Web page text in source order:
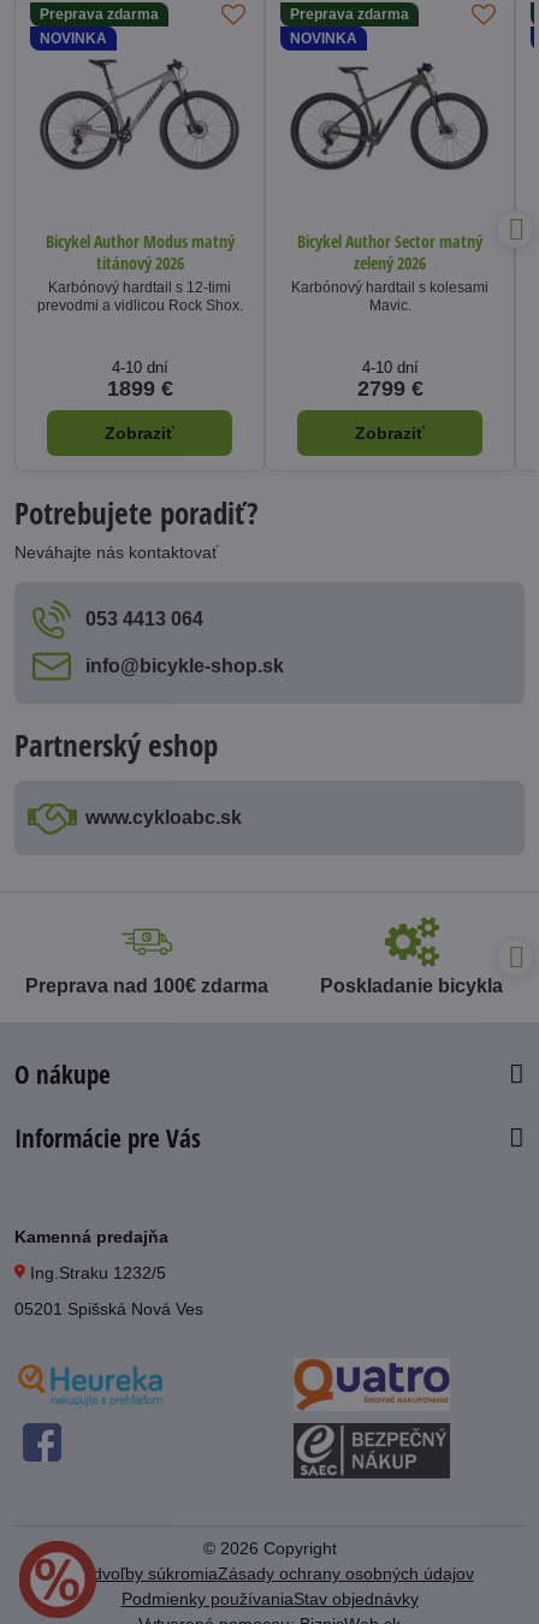
Preprava zdarma
NOVINKA
Bicykel Author Modus matný
titánový 2026
Karbónový hardtail s 12-timi
prevodmi a vidlicou Rock Shox.
4-10 dní
1899 €
Zobraziť
Preprava zdarma
NOVINKA
Bicykel Author Sector matný
zelený 2026
Karbónový hardtail s kolesami
Mavic.
4-10 dní
2799 €
Zobraziť
Potrebujete poradiť?
Neváhajte nás kontaktovať
053 4413 064
info​@bicykle-shop​.sk
Partnerský eshop
www​.cykloabc​.sk
Preprava nad 100€ zdarma Poskladanie bicykla
O nákupe
Informácie pre Vás
Kamenná predajňa
Ing.Straku 1232/5
05201 Spišská Nová Ves
© 2026 Copyright
Predvoľby súkromiaZásady ochrany osobných údajov
Podmienky používaniaStav objednávky